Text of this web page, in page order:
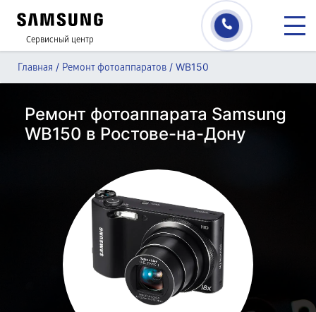
Сервисный центр
Главная / Ремонт фотоаппаратов / WB150
Ремонт фотоаппарата Samsung
WB150 в Ростове-на-Дону